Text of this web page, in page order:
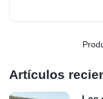
Artículos